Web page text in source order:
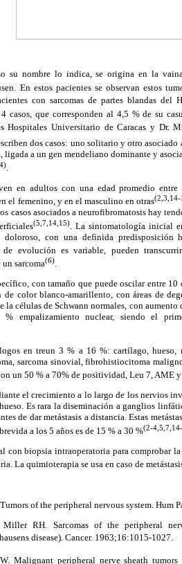
su nombre lo indica, se origina en la
En estos pacientes se observan estos
con sarcomas de partes blandas del
casos, que corresponden al 4,5 % de su
Hospitales Universitario de Caracas y Dr.
dos casos: uno solitario y otro asociado
ligada a un gen mendeliano dominante y
en adultos con una edad promedio
el femenino, y en el masculino en otras(2,3,14-
casos asociados a neurofibromatosis hay
(5,7,14,15). La sintomatología inicial
con una definida predisposición
de evolución es variable, pueden
sarcoma(6).
con tamaño que puede oscilar entre
de color blanco-amarillento, con áreas de
la células de Schwann normales, con
empalizamiento nuclear, siendo el
en treun 3 % a 16 %: cartílago,
sarcoma sinovial, fibrohistiocitoma
un 50 % a 70% de positividad, Leu 7, AME
el crecimiento a lo largo de los nervios
Es rara la diseminación a ganglios
de dar metástasis a distancia. Estas
a los 5 años es de 15 % a 30 %(2-
con biopsia intraoperatoria para comprobar
La quimioterapia se usa en caso de
of the peripheral nervous system. Hum
RH. Sarcomas of the peripheral
disease). Cancer. 1963;16:1015-1027.
Malignant peripheral nerve sheath